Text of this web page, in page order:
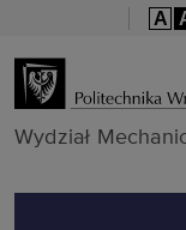
A
Wydział